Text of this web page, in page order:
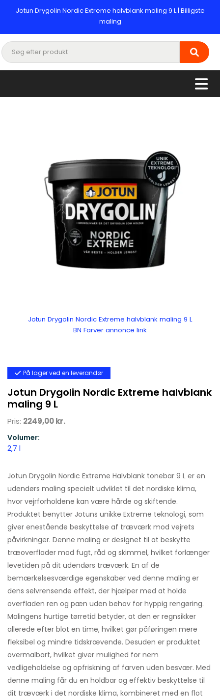
Jotun Drygolin Nordic Extreme halvblank maling 9 L | Billigste
maling
Jotun Drygolin Nordic Extreme halvblank maling 9 L
BN Farver annonce link
På lager ved en leverandør
Jotun Drygolin Nordic Extreme halvblank
maling 9 L
Pris: 2249,00 kr.
Volumer:
2,7 l
Jotun Drygolin Nordic Extreme Halvblank tonebar 9 L er en
udendørs maling specielt udviklet til det nordiske klima,
hvor vejrforholdene kan være hårde og skiftende.
Produktet benytter Jotuns unikke Extreme teknologi, som
giver enestående beskyttelse af træværk mod vejrets
påvirkninger. Denne maling er designet til at beskytte
træoverflader mod fugt, råd og skimmel, hvilket forlænger
levetiden på dit udendørs træværk. En af de
bemærkelsesværdige egenskaber ved denne maling er
dens selvrensende effekt, der hjælper med at holde
overfladen ren og pæn uden behov for hyppig rengøring.
Malingens hurtige tørretid betyder, at den er regnsikker
allerede efter blot en time, hvilket gør påføringen mere
fleksibel og mindre tidskrævende. Desuden er produktet
overmalbart, hvilket giver mulighed for nem
vedligeholdelse og opfriskning af farven uden besvær. Med
denne maling får du en holdbar og effektiv beskyttelse til
dit træværk i det nordiske klima, kombineret med en flot